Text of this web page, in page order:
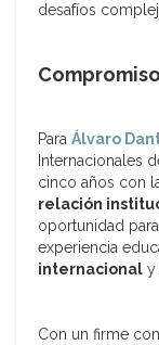
desafíos
Para Álvaro
Internacionales
cinco años con
relación
oportunidad
experiencia
internacional y
Con un firme